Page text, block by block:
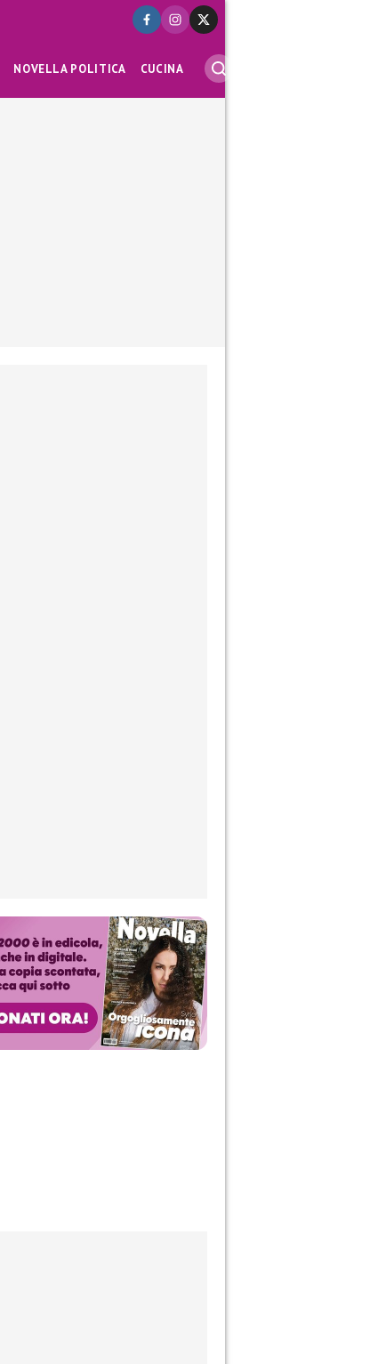
NOVELLA POLITICA CUCINA